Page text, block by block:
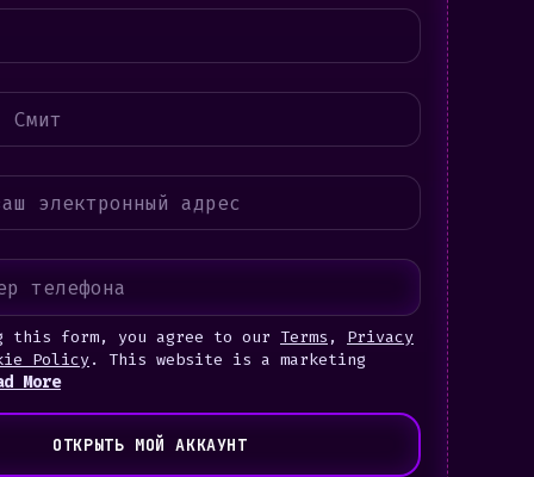
this form, you agree to our Terms , Privacy
Policy. This website is a marketing
More
ОТКРЫТЬ МОЙ АККАУНТ